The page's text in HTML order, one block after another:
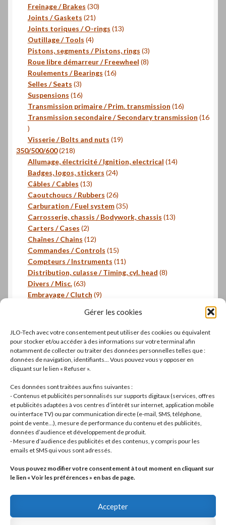
Gérer les cookies
JLO-Tech avec votre consentement peut utiliser des cookies ou équivalent
pour stocker et/ou accéder à des informations sur votre terminal afin
notamment de collecter ou traiter des données personnelles telles que :
données de navigation, identifiants... Vous pouvez vous y opposer en
cliquant sur le lien « Refuser ».
Ces données sont traitées aux fins suivantes :
- Contenus et publicités personnalisés sur supports digitaux (services, offres
et publicités adaptées à vos centres d’intérêt sur internet, application mobile
ou interface TV) ou par communication directe (e-mail, SMS, téléphone,
point de vente…), mesure de performance du contenu et des publicités,
données d’audience et développement de produit.
- Mesure d’audience des publicités et des contenus, y compris pour les
emails et SMS qui vous sont adressés.
Vous pouvez modifier votre consentement à tout moment en cliquant sur
le lien « Voir les préférences » en bas de page.
Accepter
Freinage / Brakes 3030
Joints / Gaskets 2121
produits
Joints toriques / O-rings 1313
Outillage / Tools 44
produits
Pistons, segments / Pistons, rings 33
produits
Roue libre démarreur / Freewheel 88
Roulements / Bearings 1616
Selles / Seats 33
produits
Suspensions 1616
produits
Transmission primaire / Prim. transmission 1616
produits
Transmission secondaire / Secondary transmission 16
16
produits
Visserie / Bolts and nuts 1919
350/500/600 218218
produits
Allumage, électricité / Ignition, electrical 1414
Badges, logos, stickers 2424
Câbles / Cables 1313
produits
Caoutchoucs / Rubbers 2626
produits
Carburation / Fuel system 3535
produits
Carrosserie, chassis / Bodywork, chassis 1313
Carters / Cases 22
produits
Chaînes / Chains 1212
produits
Commandes / Controls 1515
produits
Compteurs / Instruments 1111
produits
Distribution, culasse / Timing, cyl. head 88
Divers / Misc. 6363
produits
Embrayage / Clutch 99
produits
1818
produits
Pistons, segments / Pistons, rings 3
produits
- Roulements / Bearings 22
produits
Transmission primaire / Primary transmission 11
Transmission secondaire / Secondary transmission
produits
Visserie / Bolts and nuts 88
produits
Litterature / Books 1111
produits
Autres modèles, Divers / Others models, Misc. 3737
produits
Dell'Orto 4242
produits
Brembo 19
produits
Motos complètes 2222